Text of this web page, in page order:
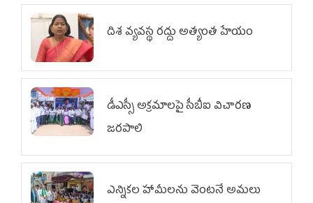
దిశ వ్యవస్థ రద్దు అత్యంత హేయం
డీఎస్సీ అక్రమాలపై సీబీఐ విచారణ
జరపాలి
ఎన్నికల హామీలను వెంటనే అమలు